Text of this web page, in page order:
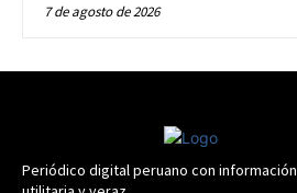
7 de agosto de 2026
Periódico digital peruano con